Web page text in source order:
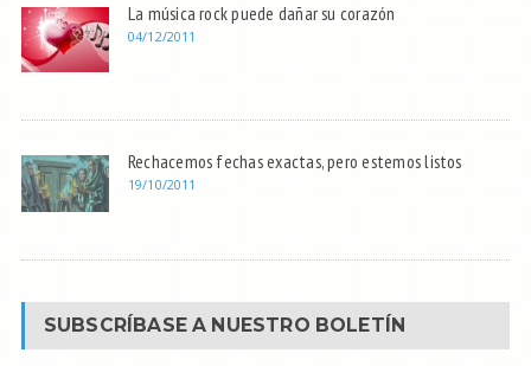
La música rock puede dañar su corazón
04/12/2011
Rechacemos fechas exactas, pero estemos listos
19/10/2011
SUBSCRÍBASE A NUESTRO BOLETÍN